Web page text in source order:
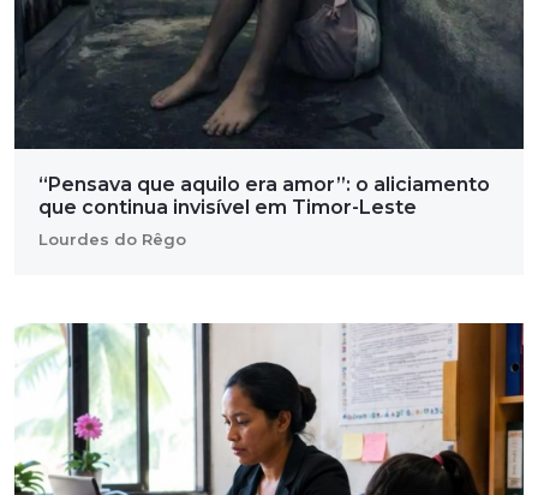
“Pensava que aquilo era amor”: o aliciamento
que continua invisível em Timor-Leste
Lourdes do Rêgo